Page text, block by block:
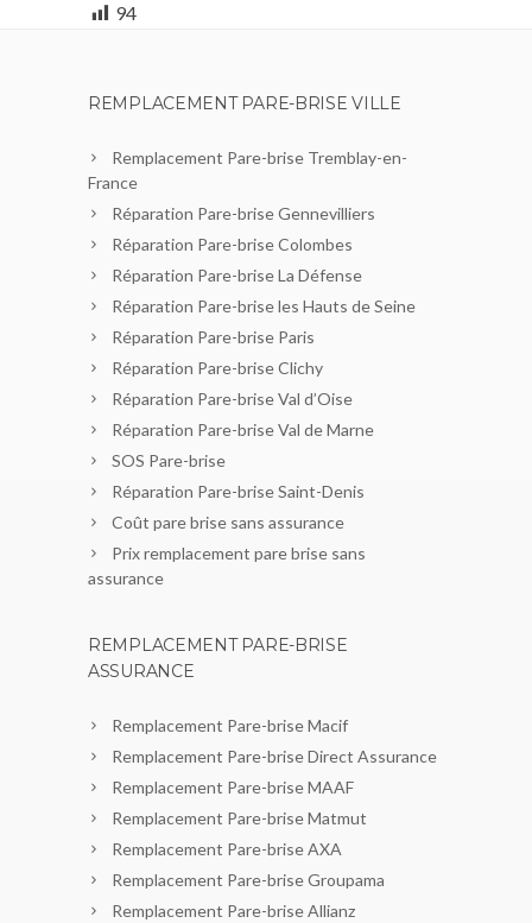
94
REMPLACEMENT PARE-BRISE VILLE
Remplacement Pare-brise Tremblay-en-
France
Réparation Pare-brise Gennevilliers
Réparation Pare-brise Colombes
Réparation Pare-brise La Défense
Réparation Pare-brise les Hauts de Seine
Réparation Pare-brise Paris
Réparation Pare-brise Clichy
Réparation Pare-brise Val d’Oise
Réparation Pare-brise Val de Marne
SOS Pare-brise
Réparation Pare-brise Saint-Denis
Coût pare brise sans assurance
Prix remplacement pare brise sans
assurance
REMPLACEMENT PARE-BRISE
ASSURANCE
Remplacement Pare-brise Macif
Remplacement Pare-brise Direct Assurance
Remplacement Pare-brise MAAF
Remplacement Pare-brise Matmut
Remplacement Pare-brise AXA
Remplacement Pare-brise Groupama
Remplacement Pare-brise Allianz